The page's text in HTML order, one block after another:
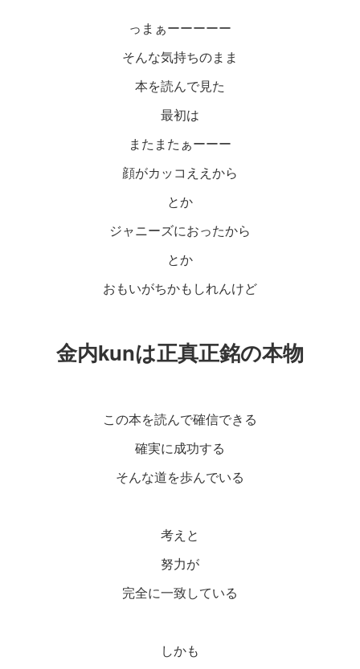
っまぁーーーーー
そんな気持ちのまま
本を読んで見た
最初は
またまたぁーーー
顔がカッコええから
とか
ジャニーズにおったから
とか
おもいがちかもしれんけど
金内kunは正真正銘の本物
この本を読んで確信できる
確実に成功する
そんな道を歩んでいる
考えと
努力が
完全に一致している
しかも